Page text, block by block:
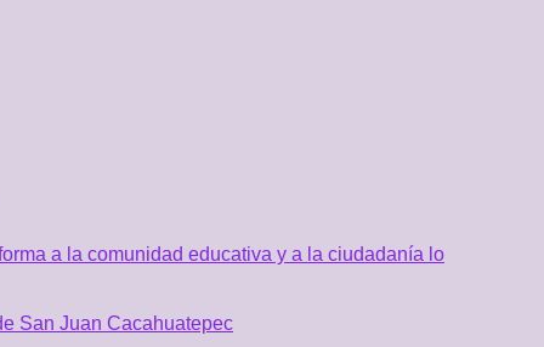
a la comunidad educativa y a la ciudadanía lo
San Juan Cacahuatepec